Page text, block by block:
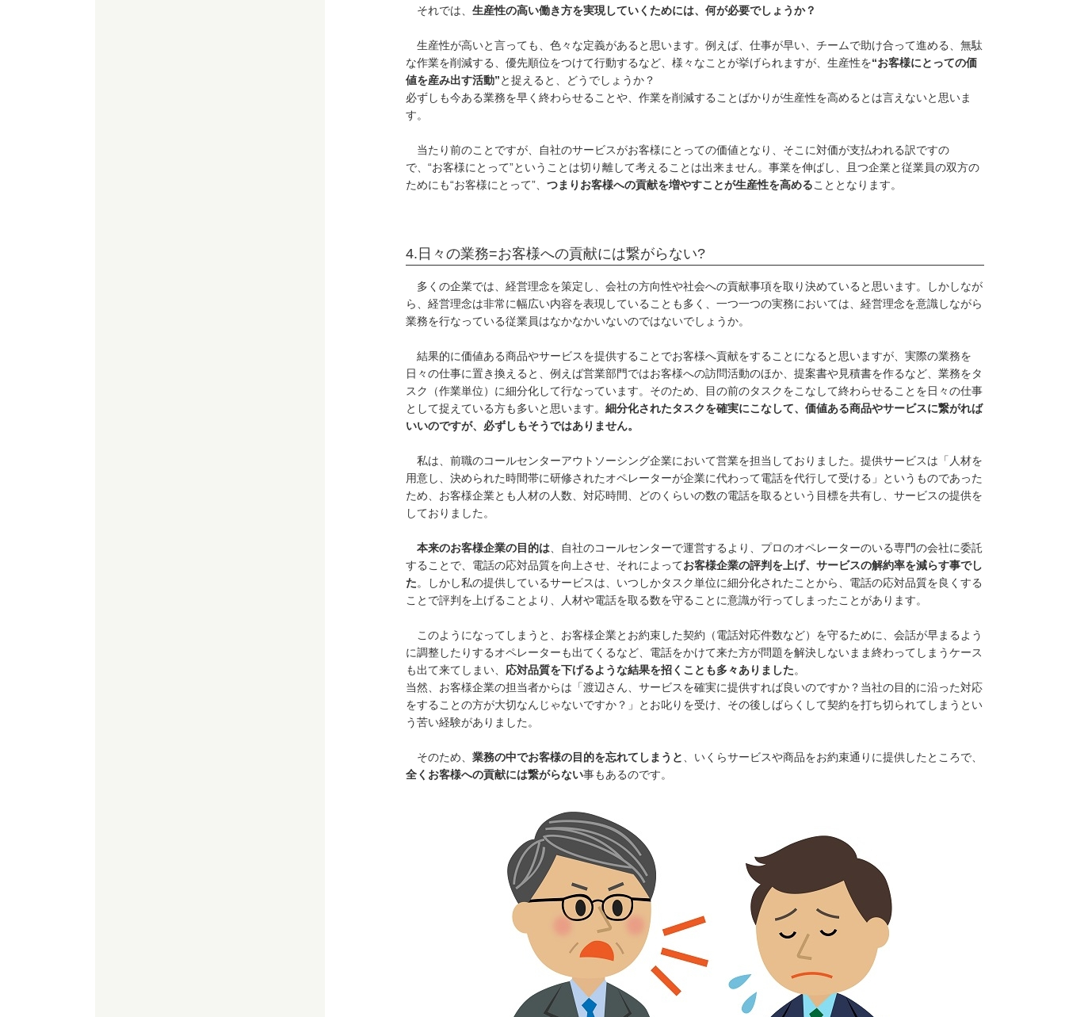
それでは、 生産性の高い働き方を実現していくためには、何が必要でしょうか？
生産性が高いと言っても、色々な定義があると思います。例えば、仕事が早い、チームで助け合って進める、無駄
な作業を削減する、優先順位をつけて行動するなど、様々なことが挙げられますが、生産性を“お客様にとっての価
値を産み出す活動”と捉えると、どうでしょうか？
必ずしも今ある業務を早く終わらせることや、作業を削減することばかりが生産性を高めるとは言えないと思いま
す。
当たり前のことですが、自社のサービスがお客様にとっての価値となり、そこに対価が支払われる訳ですの
で、“お客様にとって”ということは切り離して考えることは出来ません。事業を伸ばし、且つ企業と従業員の双方の
ためにも“お客様にとって”、 つまりお客様への貢献を増やすことが生産性を高めることとなります。
4.日々の業務=お客様への貢献には繋がらない?
多くの企業では、経営理念を策定し、会社の方向性や社会への貢献事項を取り決めていると思います。しかしなが
ら、経営理念は非常に幅広い内容を表現していることも多く、一つ一つの実務においては、経営理念を意識しながら
業務を行なっている従業員はなかなかいないのではないでしょうか。
結果的に価値ある商品やサービスを提供することでお客様へ貢献をすることになると思いますが、実際の業務を
日々の仕事に置き換えると、例えば営業部門ではお客様への訪問活動のほか、提案書や見積書を作るなど、業務をタ
スク（作業単位）に細分化して行なっています。そのため、目の前のタスクをこなして終わらせることを日々の仕事
として捉えている方も多いと思います。 細分化されたタスクを確実にこなして、価値ある商品やサービスに繋がれば
いいのですが、必ずしもそうではありません。
私は、前職のコールセンターアウトソーシング企業において営業を担当しておりました。提供サービスは「人材を
用意し、決められた時間帯に研修されたオペレーターが企業に代わって電話を代行して受ける」というものであった
ため、お客様企業とも人材の人数、対応時間、どのくらいの数の電話を取るという目標を共有し、サービスの提供を
しておりました。
本来のお客様企業の目的は 、自社のコールセンターで運営するより、プロのオペレーターのいる専門の会社に委託
することで、電話の応対品質を向上させ、それによってお客様企業の評判を上げ、サービスの解約率を減らす事でし
た。しかし私の提供しているサービスは、いつしかタスク単位に細分化されたことから、電話の応対品質を良くする
ことで評判を上げることより、人材や電話を取る数を守ることに意識が行ってしまったことがあります。
このようになってしまうと、お客様企業とお約束した契約（電話対応件数など）を守るために、会話が早まるよう
に調整したりするオペレーターも出てくるなど、電話をかけて来た方が問題を解決しないまま終わってしまうケース
も出て来てしまい、 応対品質を下げるような結果を招くことも多々ありました。
当然、お客様企業の担当者からは「渡辺さん、サービスを確実に提供すれば良いのですか？当社の目的に沿った対応
をすることの方が大切なんじゃないですか？」とお叱りを受け、その後しばらくして契約を打ち切られてしまうとい
う苦い経験がありました。
そのため、 業務の中でお客様の目的を忘れてしまうと
、いくらサービスや商品をお約束通りに提供したところで、
全くお客様への貢献には繋がらない事もあるのです。